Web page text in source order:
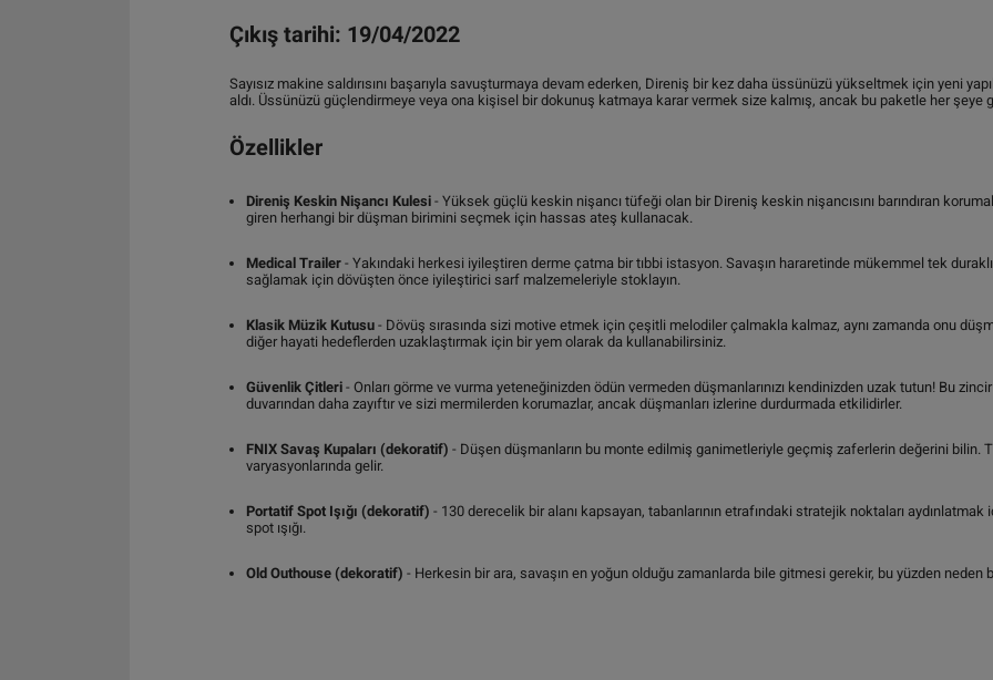
Çıkış tarihi: 19/04/2022
Sayısız makine saldırısını başarıyla savuşturmaya devam ederken, Direniş bir kez daha üssünüzü yükseltmek için yeni
aldı. Üssünüzü güçlendirmeye veya ona kişisel bir dokunuş katmaya karar vermek size kalmış, ancak bu paketle her şeye
Özellikler
Direniş Keskin Nişancı Kulesi - Yüksek güçlü keskin nişancı tüfeği olan bir Direniş keskin nişancısını barındıran
giren herhangi bir düşman birimini seçmek için hassas ateş kullanacak.
Medical Trailer - Yakındaki herkesi iyileştiren derme çatma bir tıbbi istasyon. Savaşın hararetinde mükemmel tek
sağlamak için dövüşten önce iyileştirici sarf malzemeleriyle stoklayın.
Klasik Müzik Kutusu - Dövüş sırasında sizi motive etmek için çeşitli melodiler çalmakla kalmaz, aynı zamanda onu
diğer hayati hedeflerden uzaklaştırmak için bir yem olarak da kullanabilirsiniz.
Güvenlik Çitleri - Onları görme ve vurma yeteneğinizden ödün vermeden düşmanlarınızı kendinizden uzak tutun! Bu
duvarından daha zayıftır ve sizi mermilerden korumazlar, ancak düşmanları izlerine durdurmada etkilidirler.
FNIX Savaş Kupaları (dekoratif) - Düşen düşmanların bu monte edilmiş ganimetleriyle geçmiş zaferlerin değerini bilin.
varyasyonlarında gelir.
Portatif Spot Işığı (dekoratif) - 130 derecelik bir alanı kapsayan, tabanlarının etrafındaki stratejik noktaları
spot ışığı.
Old Outhouse (dekoratif) - Herkesin bir ara, savaşın en yoğun olduğu zamanlarda bile gitmesi gerekir, bu yüzden neden